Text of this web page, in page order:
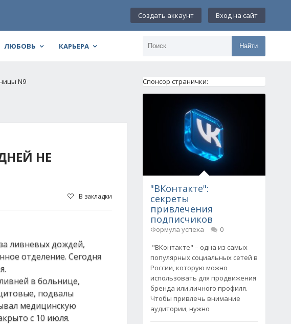
Создать аккаунт Вход на сайт
ЛЮБОВЬ КАРЬЕРА Найти
N9
НЕ
В закладки
ливневых дождей,
отделение. Сегодня
в больнице,
подвалы
медицинскую
с 10 июля.
Спонсор странички:
"ВКонтакте":
секреты
привлечения
подписчиков
Формула успеха
0
"ВКонтакте" – одна из самых
популярных социальных сетей в
России, которую можно
использовать для продвижения
бренда или личного профиля.
Чтобы привлечь внимание
аудитории, нужно